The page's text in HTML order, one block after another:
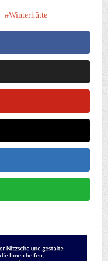
Winterhütte